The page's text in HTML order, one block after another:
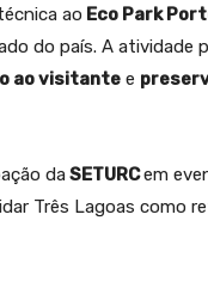
ao Eco Park
do país. A atividade
ao visitante e
daSETURCem
Três Lagoas como